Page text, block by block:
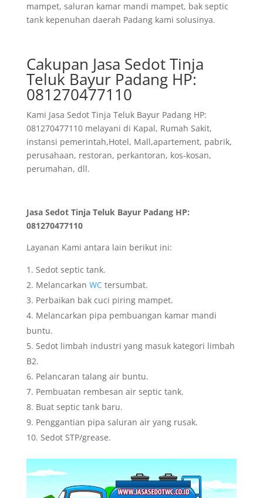
mampet, saluran kamar mandi mampet, bak septic
tank kepenuhan daerah Padang kami solusinya.
Cakupan Jasa Sedot Tinja
Teluk Bayur Padang HP:
081270477110
Kami Jasa Sedot Tinja Teluk Bayur Padang HP:
081270477110 melayani di Kapal, Rumah Sakit,
instansi pemerintah,Hotel, Mall,apartement, pabrik,
perusahaan, restoran, perkantoran, kos-kosan,
perumahan, dll.
Jasa Sedot Tinja Teluk Bayur Padang HP:
081270477110
Layanan Kami antara lain berikut ini:
Sedot septic tank.
Melancarkan WCtersumbat.
Perbaikan bak cuci piring mampet.
Melancarkan pipa pembuangan kamar mandi
buntu.
Sedot limbah industri yang masuk kategori limbah
B2.
Pelancaran talang air buntu.
Pembuatan rembesan air septic tank.
Buat septic tank baru.
Penggantian pipa saluran air yang rusak.
Sedot STP/grease.